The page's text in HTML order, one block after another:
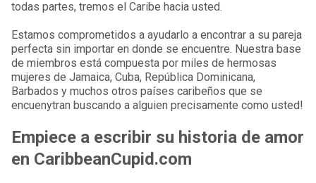
todas partes, tremos el Caribe hacia usted.
Estamos comprometidos a ayudarlo a encontrar a su pareja
perfecta sin importar en donde se encuentre. Nuestra base
de miembros está compuesta por miles de hermosas
mujeres de Jamaica, Cuba, República Dominicana,
Barbados y muchos otros países caribeños que se
encuenytran buscando a alguien precisamente como usted!
Empiece a escribir su historia de amor
en CaribbeanCupid.com